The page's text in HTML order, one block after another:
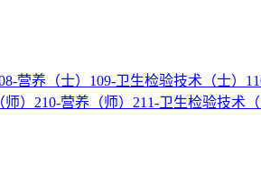
营养（士） 109-卫生检验技术（士）
） 210-营养（师） 211-卫生检验技术（